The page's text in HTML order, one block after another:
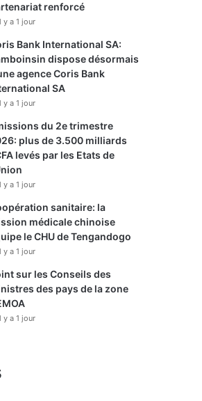
renforcé
y a 1 jour
Bank International SA:
dispose désormais
agence Coris Bank
SA
y a 1 jour
du 2e trimestre
plus de 3.500 milliards
levés par les Etats de
y a 1 jour
sanitaire: la
médicale chinoise
le CHU de Tengandogo
y a 1 jour
sur les Conseils des
des pays de la zone
y a 1 jour